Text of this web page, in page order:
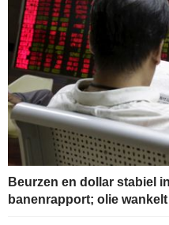
Beurzen en dollar stabiel
banenrapport; olie wankelt